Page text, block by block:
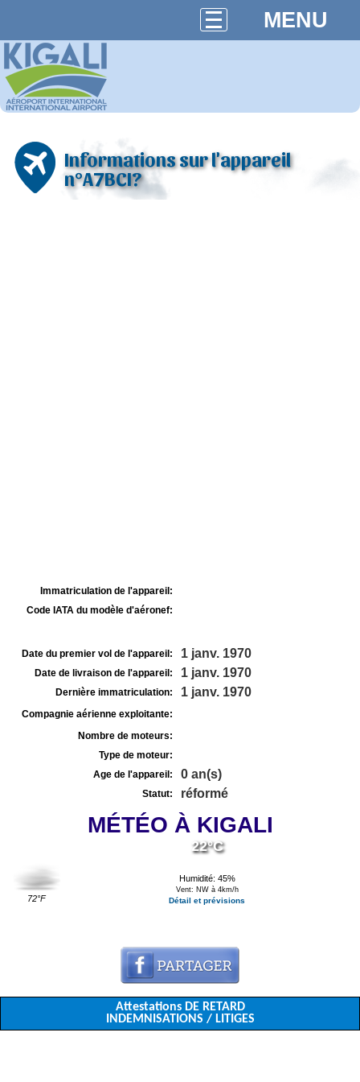
MENU
Informations sur l'appareil
n°A7BCI?
Immatriculation de l'appareil:
Code IATA du modèle d'aéronef:
Date du premier vol de l'appareil: 1 janv. 1970
Date de livraison de l'appareil: 1 janv. 1970
Dernière immatriculation: 1 janv. 1970
Compagnie aérienne exploitante:
Nombre de moteurs:
Type de moteur:
Age de l'appareil:
0 an(s)
Statut: réformé
MÉTÉO À KIGALI
72°F
22°C
Humidité: 45%
Vent: NW à 4km/h
Détail et prévisions
Attestations DE RETARD
INDEMNISATIONS / LITIGES